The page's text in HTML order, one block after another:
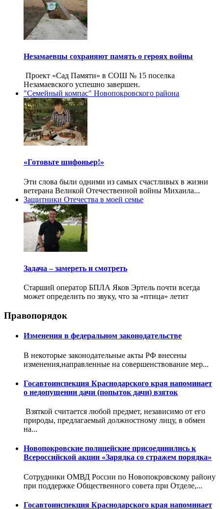
Незамаевцы сохраняют память о героях войны
Проект «Сад Памяти» в СОШ № 15 поселка
Незамаевского успешно завершен.
"Семейный компас" Новопокровского района
«Готовьте шифоньер!»
Эти слова были одними из самых счастливых в жизни
ветерана Великой Отечественной войны Михаила...
Защитники Отечества в моей семье
Задача – замереть и смотреть
Старший оператор БПЛА Яков Эртель почти всегда
может определить по звуку, что за «птица» летит
Правопорядок
Изменения в федеральном законодательстве
В некоторые законодательные акты РФ внесены
изменения,направленные на совершенствование мер...
Госавтоинспекция Краснодарского края напоминает
о недопущении дачи (попыток дачи) взяток
Взяткой считается любой предмет, независимо от его
природы, предлагаемый должностному лицу, в обмен
на...
Новопокровские полицейские присоединились к
Всероссийской акции «Зарядка со стражем порядка»
Сотрудники ОМВД России по Новопокровскому району
при поддержке Общественного совета при Отделе,...
Госавтоинспекция Краснодарского края напоминает